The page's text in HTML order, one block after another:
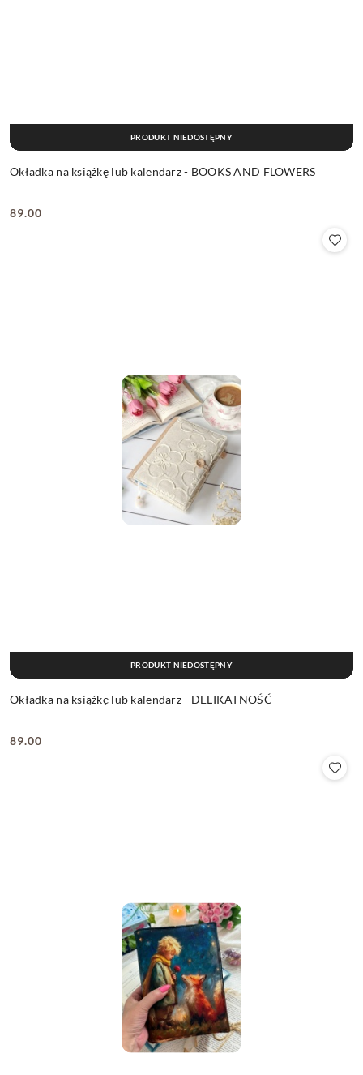
Okładka na książkę lub kalendarz - BOOKS AND FLOWERS
Cena:
89.00
PRODUKT NIEDOSTĘPNY
Okładka na książkę lub kalendarz - DELIKATNOŚĆ
Cena:
89.00
PRODUKT NIEDOSTĘPNY